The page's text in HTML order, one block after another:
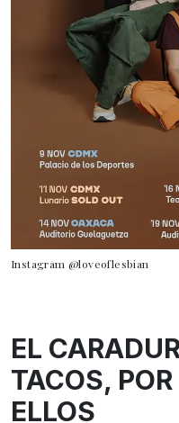
Instagram @loveoflesbian
EL
TACOS,
ELLOS